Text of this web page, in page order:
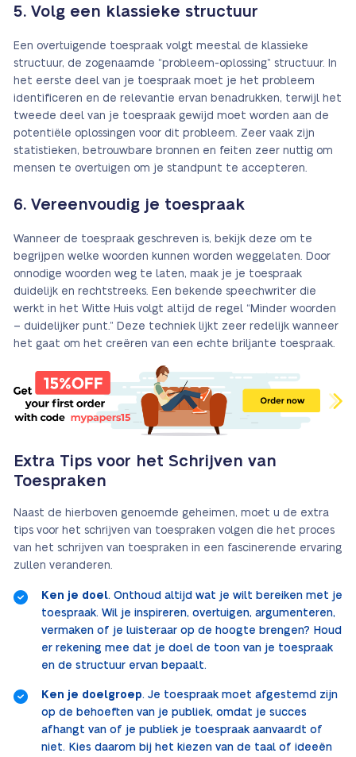
5. Volg een klassieke structuur
Een overtuigende toespraak volgt meestal de klassieke
structuur, de zogenaamde “probleem-oplossing” structuur. In
het eerste deel van je toespraak moet je het probleem
identificeren en de relevantie ervan benadrukken, terwijl het
tweede deel van je toespraak gewijd moet worden aan de
potentiële oplossingen voor dit probleem. Zeer vaak zijn
statistieken, betrouwbare bronnen en feiten zeer nuttig om
mensen te overtuigen om je standpunt te accepteren.
6. Vereenvoudig je toespraak
Wanneer de toespraak geschreven is, bekijk deze om te
begrijpen welke woorden kunnen worden weggelaten. Door
onnodige woorden weg te laten, maak je je toespraak
duidelijk en rechtstreeks. Een bekende speechwriter die
werkt in het Witte Huis volgt altijd de regel “Minder woorden
– duidelijker punt.” Deze techniek lijkt zeer redelijk wanneer
het gaat om het creëren van een echte briljante toespraak.
Extra Tips voor het Schrijven van
Toespraken
Naast de hierboven genoemde geheimen, moet u de extra
tips voor het schrijven van toespraken volgen die het proces
van het schrijven van toespraken in een fascinerende ervaring
zullen veranderen.
Ken je doel. Onthoud altijd wat je wilt bereiken met je
toespraak. Wil je inspireren, overtuigen, argumenteren,
vermaken of je luisteraar op de hoogte brengen? Houd
er rekening mee dat je doel de toon van je toespraak
en de structuur ervan bepaalt.
Ken je doelgroep. Je toespraak moet afgestemd zijn
op de behoeften van je publiek, omdat je succes
afhangt van of je publiek je toespraak aanvaardt of
niet. Kies daarom bij het kiezen van de taal of ideeën